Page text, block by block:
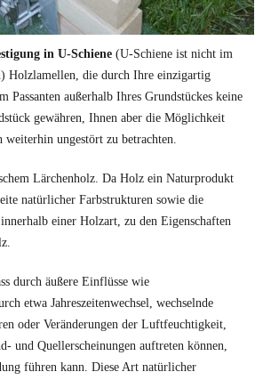
in U-Schiene (U-Schiene ist nicht im
Holzlamellen, die durch Ihre einzigartig
Passanten außerhalb Ihres Grundstückes keine
gewähren, Ihnen aber die Möglichkeit
ungestört zu betrachten.
Lärchenholz. Da Holz ein Naturprodukt
natürlicher Farbstrukturen sowie die
einer Holzart, zu den Eigenschaften
durch äußere Einflüsse wie
etwa Jahreszeitenwechsel, wechselnde
oder Veränderungen der Luftfeuchtigkeit,
und Quellerscheinungen auftreten können,
führen kann. Diese Art natürlicher